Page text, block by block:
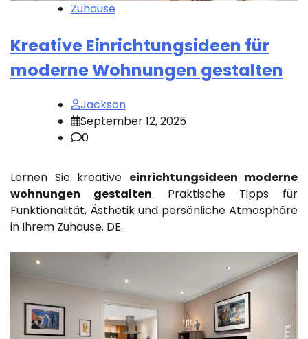
Zuhause
Kreative Einrichtungsideen für
moderne Wohnungen gestalten
Jackson
September 12, 2025
0
Lernen Sie kreative einrichtungsideen moderne
wohnungen gestalten. Praktische Tipps für
Funktionalität, Ästhetik und persönliche Atmosphäre
in Ihrem Zuhause. DE.